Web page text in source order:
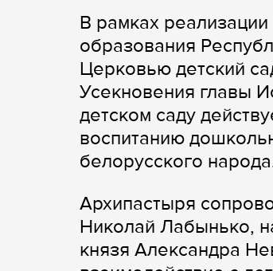
В рамках
образования
Церковью детский
Усекновения главы
детском саду
воспитанию
белорусского
Архипастыря
Николай Лабынько,
князя Александра